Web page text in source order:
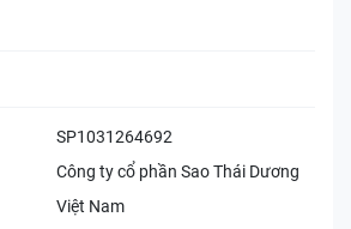
SP1031264692
Công ty cổ phần Sao Thái Dương
Việt Nam